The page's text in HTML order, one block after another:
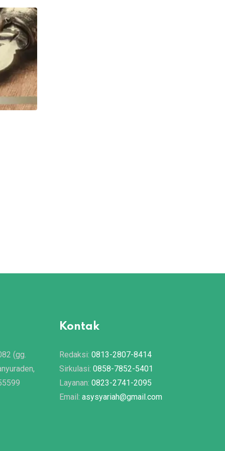
(gg.
Kontak
Redaksi: 0813-2807-8414
Sirkulasi: 0858-7852-5401
Layanan: 0823-2741-2095
Email: asysyariah@gmail.com